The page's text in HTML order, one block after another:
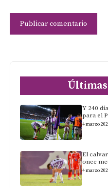
Y 240
para el
4 marzo
El
once
4 marzo